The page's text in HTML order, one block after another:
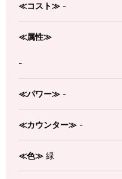
≪コスト≫ -
≪属性≫
-
≪パワー≫ -
≪カウンター≫ -
≪色≫ 緑